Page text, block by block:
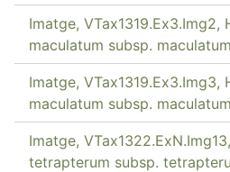
Imatge, VTax1319.Ex3.Img2,
maculatum subsp. maculatum
Imatge, VTax1319.Ex3.Img3,
maculatum subsp. maculatum
Imatge,
tetrapterum subsp.